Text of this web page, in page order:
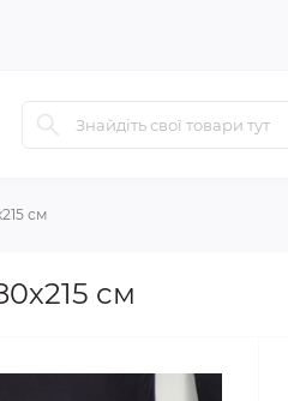
см
см